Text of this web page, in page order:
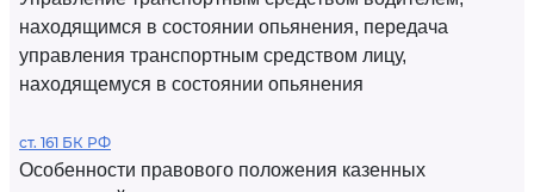
находящимся в состоянии опьянения, передача
управления транспортным средством лицу,
находящемуся в состоянии опьянения
ст. 161 БК РФ
Особенности правового положения казенных